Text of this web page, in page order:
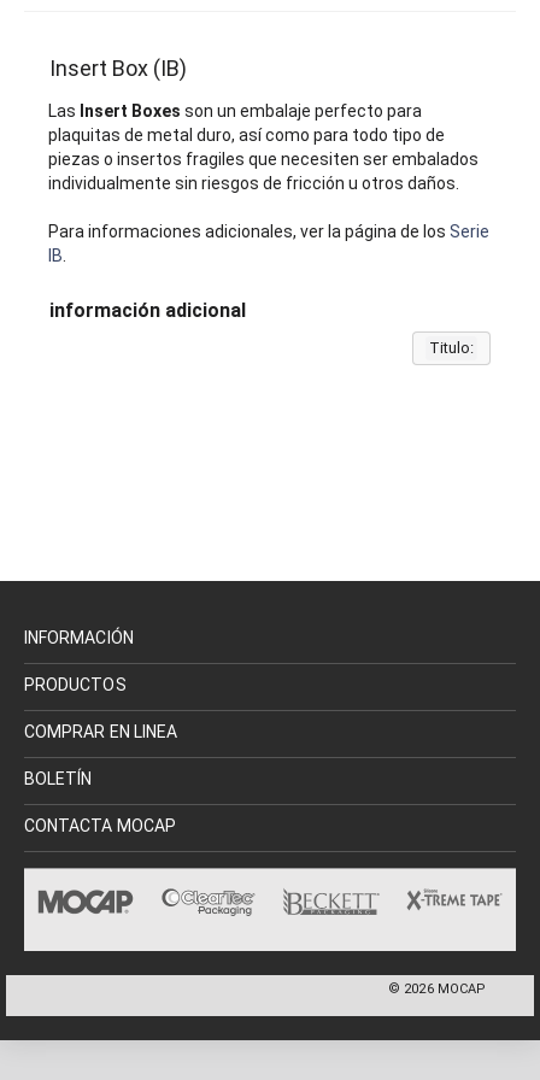
Insert Box (IB)
Las Insert Boxes son un embalaje perfecto para
plaquitas de metal duro, así como para todo tipo de
piezas o insertos fragiles que necesiten ser embalados
individualmente sin riesgos de fricción u otros daños.
Para informaciones adicionales, ver la página de losSerie
IB
información adicional
Titulo:
INFORMACIÓN
PRODUCTOS
COMPRAR EN LINEA
BOLETÍN
CONTACTA MOCAP
© 2026 MOCAP